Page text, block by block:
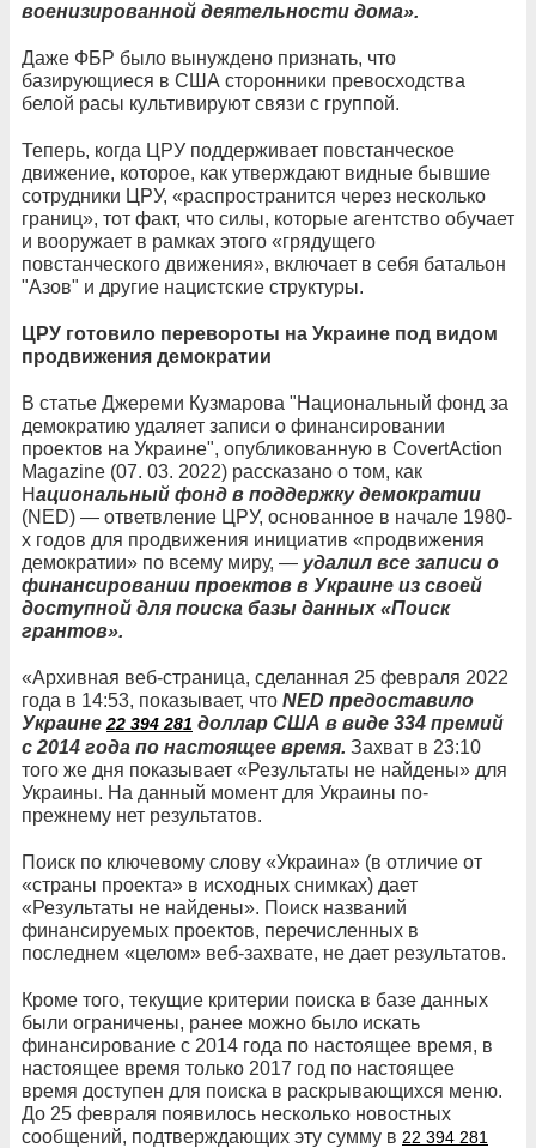
военизированной деятельности дома».
Даже ФБР было вынуждено признать, что
базирующиеся в США сторонники превосходства
белой расы культивируют связи с группой.
Теперь, когда ЦРУ поддерживает повстанческое
движение, которое, как утверждают видные бывшие
сотрудники ЦРУ, «распространится через несколько
границ», тот факт, что силы, которые агентство обучает
и вооружает в рамках этого «грядущего
повстанческого движения», включает в себя батальон
"Азов" и другие нацистские структуры.
ЦРУ готовило перевороты на Украине под видом
продвижения демократии
В статье Джереми Кузмарова "Национальный фонд за
демократию удаляет записи о финансировании
проектов на Украине", опубликованную в CovertAction
Magazine (07. 03. 2022) рассказано о том, как
Национальный фонд в поддержку демократии
(NED) — ответвление ЦРУ, основанное в начале 1980-
х годов для продвижения инициатив «продвижения
демократии» по всему миру, — удалил все записи о
финансировании проектов в Украине из своей
доступной для поиска базы данных «Поиск
грантов».
«Архивная веб-страница, сделанная 25 февраля 2022
года в 14:53, показывает, что NED предоставило
Украине 22 394 281 доллар США в виде 334 премий
с 2014 года по настоящее время. Захват в 23:10
того же дня показывает «Результаты не найдены» для
Украины. На данный момент для Украины по-
прежнему нет результатов.
Поиск по ключевому слову «Украина» (в отличие от
«страны проекта» в исходных снимках) дает
«Результаты не найдены». Поиск названий
финансируемых проектов, перечисленных в
последнем «целом» веб-захвате, не дает результатов.
Кроме того, текущие критерии поиска в базе данных
были ограничены, ранее можно было искать
финансирование с 2014 года по настоящее время, в
настоящее время только 2017 год по настоящее
время доступен для поиска в раскрывающихся меню.
До 25 февраля появилось несколько новостных
сообщений, подтверждающих эту сумму в 22 394 281